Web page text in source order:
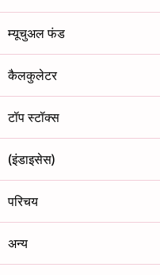
म्यूचुअल फंड
कैलकुलेटर
टॉप स्टॉक्स
(इंडाइसेस)
परिचय
अन्य